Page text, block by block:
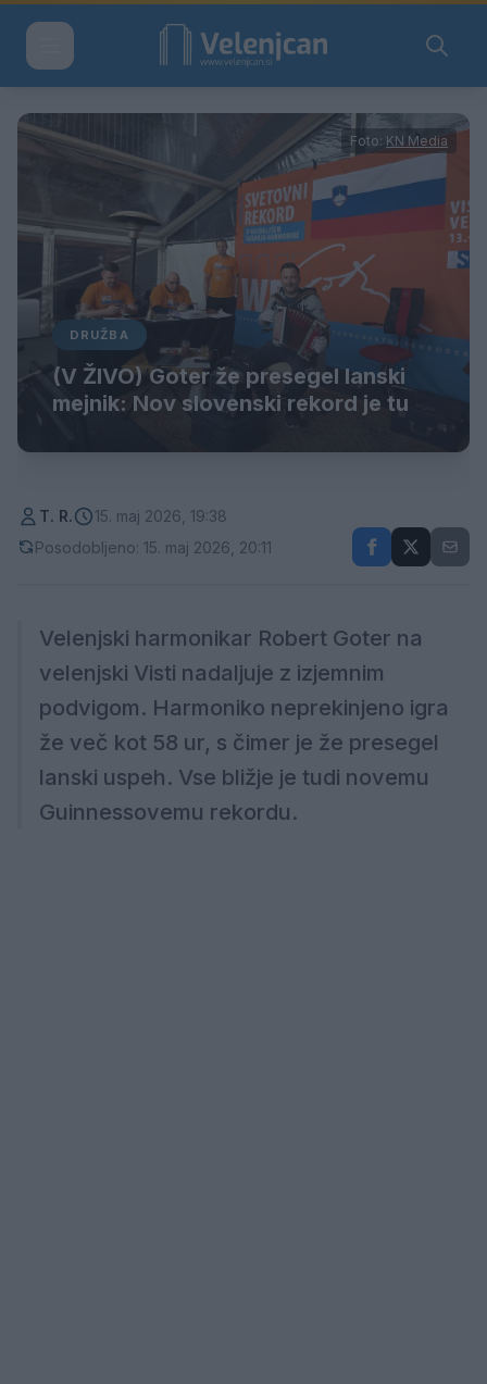
Foto: KN Media
DRUŽBA
(V ŽIVO) Goter že presegel lanski
mejnik: Nov slovenski rekord je tu
T. R.
15. maj 2026, 19:38
Posodobljeno: 15. maj 2026, 20:11
Velenjski harmonikar Robert Goter na
velenjski Visti nadaljuje z izjemnim
podvigom. Harmoniko neprekinjeno igra
že več kot 58 ur, s čimer je že presegel
lanski uspeh. Vse bližje je tudi novemu
Guinnessovemu rekordu.